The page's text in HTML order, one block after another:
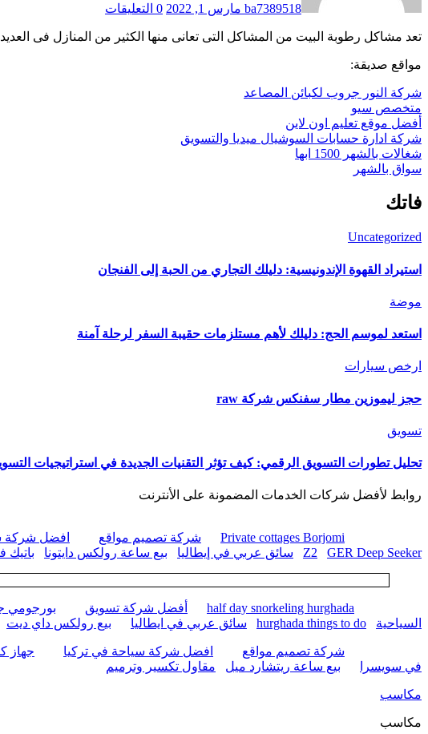
ba7389518 مارس 1, 2022 0 التعليقات
تعد مشاكل رطوبة البيت من المشاكل التى تعانى منها الكثير من المنازل فى
مواقع صديقة:
شركة النور جروب لكبائن المصاعد
متخصص سيو
أفضل موقع تعليم اون لاين
شركة ادارة حسابات السوشيال ميديا والتسويق
شغالات بالشهر 1500 ابها
سواق بالشهر
فاتك
Uncategorized
استيراد القهوة الإندونيسية: دليلك التجاري من الحبة إلى الفنجان
موضة
استعد لموسم الحج: دليلك لأهم مستلزمات حقيبة السفر لرحلة آمنة
ارخص سيارات
حجز ليموزين مطار سفنكس شركة raw
تسويق
تحليل تطورات التسويق الرقمي: كيف تؤثر التقنيات الجديدة في استراتيجيات
روابط لأفضل شركات الخدمات المضمونة على الأنترنت
Private cottages Borjomi شركة تصميم مواقع افضل شركة
Z2
GER Deep Seeker سائق عربي في إيطاليا بيع ساعة رولكس دايتونا باتيك
half day snorkeling hurghada أفضل شركة تسويق بورجومي
السياحية
hurghada things to do سائق عربي في ايطاليا بيع رولكس داي ديت
شركة تصميم مواقع افضل شركة سياحة في تركيا جهاز
في سويسرا
بيع ساعة ريتشارد ميل مقاول تكسير وترميم
مكاسب
مكاسب